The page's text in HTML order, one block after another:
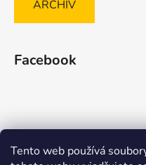
Tento web používá
ARCHIV
Facebook
Způsob